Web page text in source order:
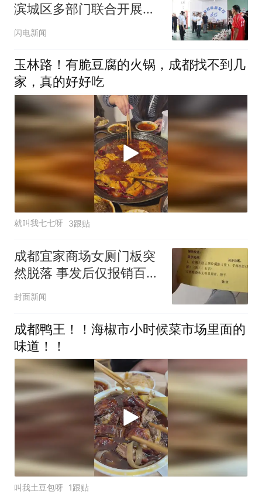
滨城区多部门联合开展网
约配送劳动者慰问活动
闪电新闻
玉林路！有脆豆腐的火锅，成都找不到几
家，真的好好吃
就叫我七七呀 3跟贴
成都宜家商场女厕门板突
然脱落 事发后仅报销百余
元引争议
封面新闻
成都鸭王！！海椒市小时候菜市场里面的
味道！！
叫我土豆包呀 1跟贴